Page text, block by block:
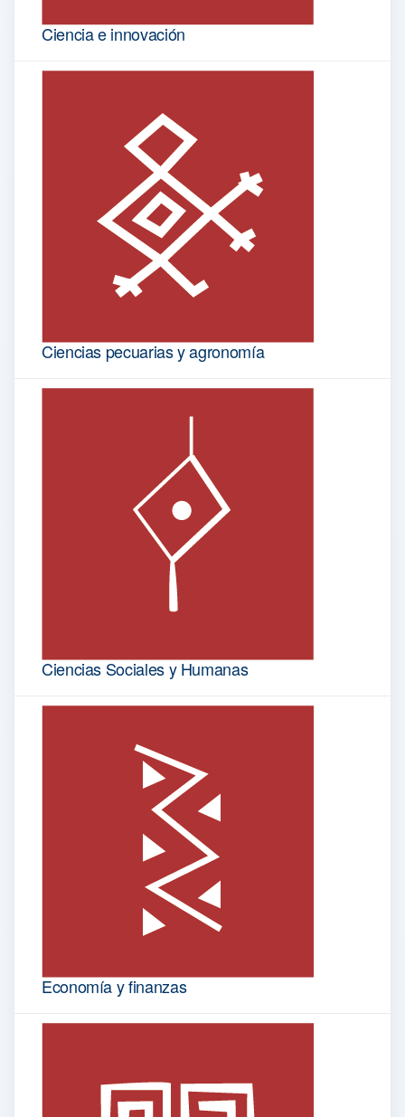
Ciencia e innovación
Ciencias pecuarias y agronomía
Ciencias Sociales y Humanas
Economía y finanzas